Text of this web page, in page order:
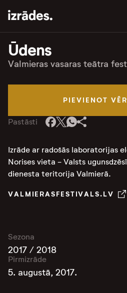
Ūdens
Valmieras vasaras teātra
PIEVIENOT
Pastāsti
Izrāde ar radošās laboratorijas
Norises vieta - Valsts
dienesta teritorija Valmierā.
VALMIERASFESTIVALS.LV
Sezona
2017 / 2018
Pirmizrāde
5. augustā, 2017.